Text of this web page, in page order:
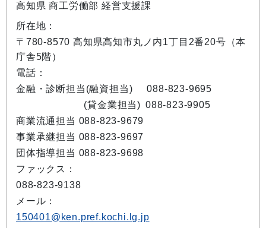
高知県 商工労働部 経営支援課
所在地：
〒780-8570 高知県高知市丸ノ内1丁目2番20号（本
庁舎5階）
電話：
金融・診断担当(融資担当)
088-823-9695
(貸金業担当) 088-823-9905
商業流通担当 088-823-9679
事業承継担当 088-823-9697
団体指導担当 088-823-9698
ファックス：
088-823-9138
メール：
150401@ken.pref.kochi.lg.jp